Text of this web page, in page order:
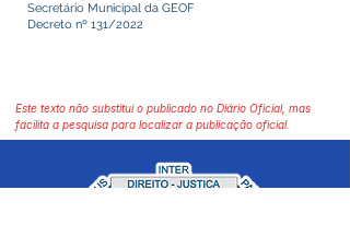
Secretário Municipal da GEOF
Decreto nº 131/2022
Este texto não substitui o publicado no Diário Oficial, mas
facilita a pesquisa para localizar a publicação oficial.